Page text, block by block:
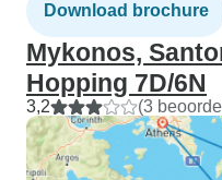
Download brochure
Mykonos,
Hopping 7D/6N
3,2 (3